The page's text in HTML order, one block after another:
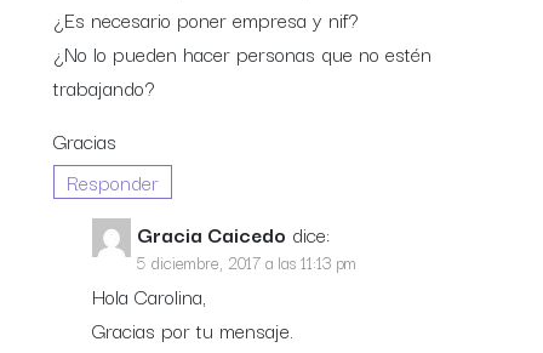
¿Es necesario poner empresa y nif?
¿No lo pueden hacer personas que no estén
trabajando?
Gracias
Responder
Gracia Caicedo dice:
5 diciembre, 2017 a las 11:13 pm
Hola Carolina,
Gracias por tu mensaje.